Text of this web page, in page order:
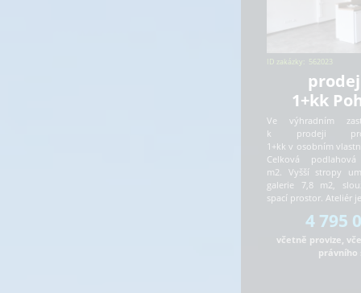
ID zakázky: 562023
1+kk
Ve výhradním
k prodeji
1+kk v osobním
Celková
m2. Vyšší stropy
galerie 7,8 m2,
spací prostor. Ateliér
4 795
včetně provize,
právního